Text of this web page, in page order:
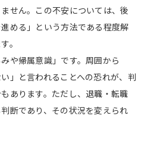
せん。この不安については、後
める」という方法である程度解
。
や帰属意識」です。周囲から
」と言われることへの恐れが、判
あります。ただし、退職・転職
断であり、その状況を変えられ